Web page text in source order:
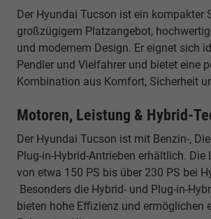
Der Hyundai Tucson ist ein kompakter
großzügigem Platzangebot,
und modernem Design. Er eignet sich
Pendler und Vielfahrer und bietet eine
Kombination aus Komfort, Sicherheit
Motoren, Leistung & Hybrid-
Der Hyundai Tucson ist mit Benzin-,
Plug-in-Hybrid-Antrieben erhältlich. Die
von etwa 150 PS bis über 230 PS bei
Besonders die Hybrid- und Plug-in-
bieten hohe Effizienz und ermöglichen